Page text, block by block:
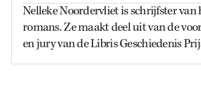
Nelleke Noordervliet is schrijfster van
romans. Ze maakt deel uit van de
en jury van de Libris Geschiedenis